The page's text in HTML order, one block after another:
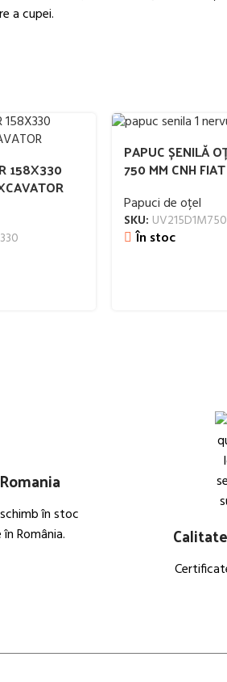
a cupei.
158X330
PAPUC ȘENILĂ
750 MM CNH
Papuci de oțel
SKU: UV215D1M750
În stoc
în stoc
România.